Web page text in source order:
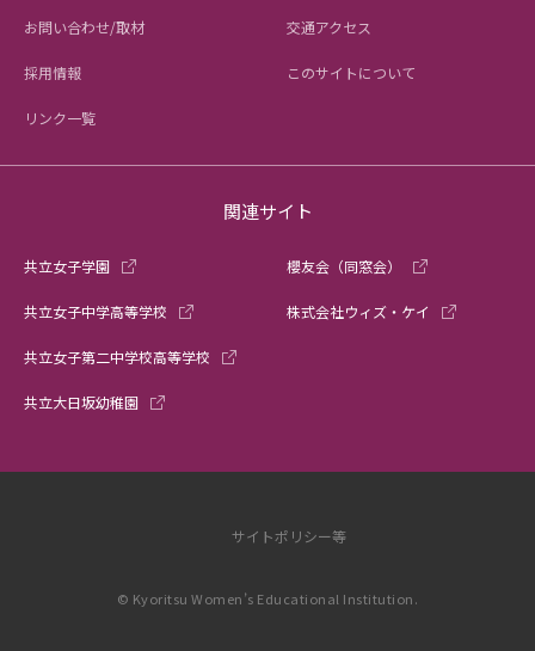
お問い合わせ/取材 交通アクセス
採用情報 このサイトについて
リンク一覧
関連サイト
共立女子学園
共立女子中学高等学校
共立女子第二中学校高等学校
共立大日坂幼稚園
櫻友会（同窓会）
株式会社ウィズ・ケイ
© Kyoritsu Women’s Educational Institution.
サイトポリシー等